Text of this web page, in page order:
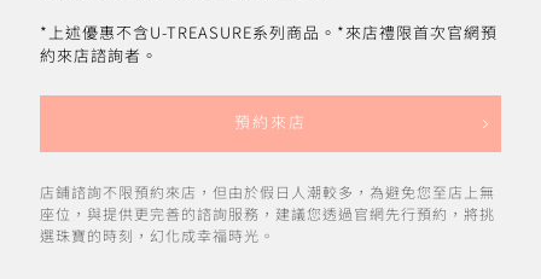
*上述優惠不含U-TREASURE系列商品。*來店禮限首次官網預
約來店諮詢者。
預約來店
店鋪諮詢不限預約來店，但由於假日人潮較多，為避免您至店上無
座位，與提供更完善的諮詢服務，建議您透過官網先行預約，將挑
選珠寶的時刻，幻化成幸福時光。